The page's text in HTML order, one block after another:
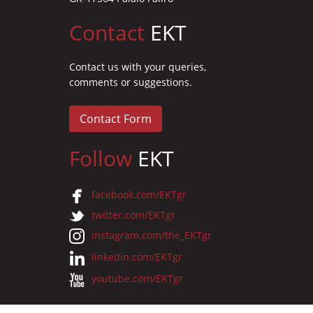
Contact EKT
Contact us with your queries,
comments or suggestions.
Contact Form
Follow EKT
facebook.com/EKTgr
twitter.com/EKTgr
instagram.com/the_EKTgr
linkedin.com/EKTgr
youtube.com/EKTgr